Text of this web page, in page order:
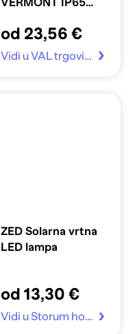
od 23,56 €
Vidi u VAL trgovina
ZED Solarna vrtna
LED lampa
od 13,30 €
Vidi u Storum home